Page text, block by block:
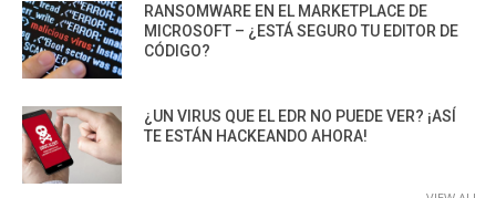
RANSOMWARE EN EL MARKETPLACE DE
MICROSOFT – ¿ESTÁ SEGURO TU EDITOR DE
CÓDIGO?
¿UN VIRUS QUE EL EDR NO PUEDE VER? ¡ASÍ
TE ESTÁN HACKEANDO AHORA!